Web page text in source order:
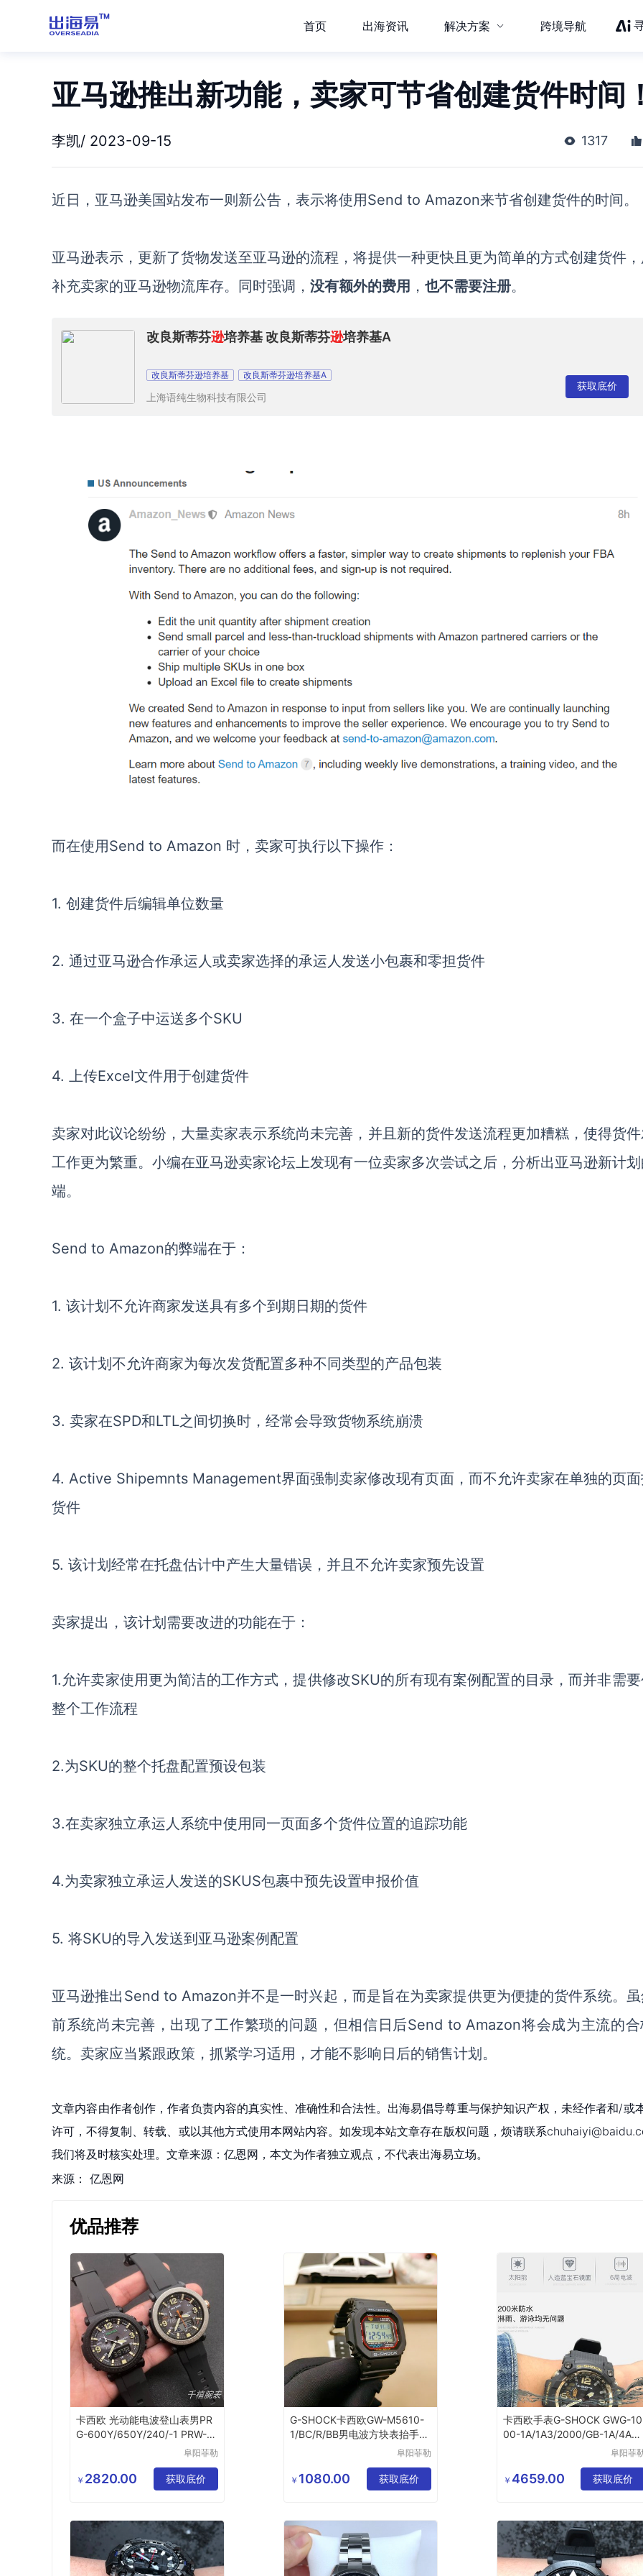
首页 出海资讯 解决方案 跨境导航
亚马逊推出新功能，卖家可节省创建货件时间
李凯/ 2023-09-15 1317
近日，亚马逊美国站发布一则新公告，表示将使用Send to Amazon来节省创建货件的时间。
亚马逊表示，更新了货物发送至亚马逊的流程，将提供一种更快且更为简单的方式创建货件
补充卖家的亚马逊物流库存。同时强调， 没有额外的费用 ， 也不需要注册。
改良斯蒂芬逊培养基 改良斯蒂芬逊培养基A
改良斯蒂芬逊培养基 改良斯蒂芬逊培养基A
上海语纯生物科技有限公司
获取底价
而在使用Send to Amazon 时，卖家可执行以下操作：
1. 创建货件后编辑单位数量
2. 通过亚马逊合作承运人或卖家选择的承运人发送小包裹和零担货件
3. 在一个盒子中运送多个SKU
4. 上传Excel文件用于创建货件
卖家对此议论纷纷，大量卖家表示系统尚未完善，并且新的货件发送流程更加糟糕，使得货
工作更为繁重。小编在亚马逊卖家论坛上发现有一位卖家多次尝试之后，分析出亚马逊新计
端。
Send to Amazon的弊端在于：
1. 该计划不允许商家发送具有多个到期日期的货件
2. 该计划不允许商家为每次发货配置多种不同类型的产品包装
3. 卖家在SPD和LTL之间切换时，经常会导致货物系统崩溃
4.Active Shipemnts Management界面强制卖家修改现有页面，而不允许卖家在单独的页
货件
5. 该计划经常在托盘估计中产生大量错误，并且不允许卖家预先设置
卖家提出，该计划需要改进的功能在于：
1.允许卖家使用更为简洁的工作方式，提供修改SKU的所有现有案例配置的目录，而并非需
整个工作流程
2.为SKU的整个托盘配置预设包装
3.在卖家独立承运人系统中使用同一页面多个货件位置的追踪功能
4.为卖家独立承运人发送的SKUS包裹中预先设置申报价值
5. 将SKU的导入发送到亚马逊案例配置
亚马逊推出 Send to Amazon并不是一时兴起，而是旨在为卖家提供更为便捷的货件系统。
前系统尚未完善，出现了工作繁琐的问题，但相信日后Send to Amazon将会成为主流的
统。卖家应当紧跟政策，抓紧学习适用，才能不影响日后的销售计划。
文章内容由作者创作，作者负责内容的真实性、准确性和合法性。出海易倡导尊重与保护知识产权，未经作者和/或
许可，不得复制、转载、或以其他方式使用本网站内容。如发现本站文章存在版权问题，烦请联系
我们将及时核实处理。文章来源：亿恩网，本文为作者独立观点，不代表出海易立场。
来源： 亿恩网
优品推荐
卡西欧 光动能电波登山表男PR
G-600Y/650Y/240/-1 PRW-6
阜阳菲勒
公司
￥ 2820.00 获取底价
G-SHOCK卡西欧GW-M5610-
1/BC/R/BB男电波方块表抬手亮
阜阳菲勒
公司
￥ 1080.00 获取底价
卡西欧手表G-SHOCK GWG-10
00-1A/1A3/2000/GB-1A/4A电
阜阳菲
公司
￥ 4659.00 获取底价